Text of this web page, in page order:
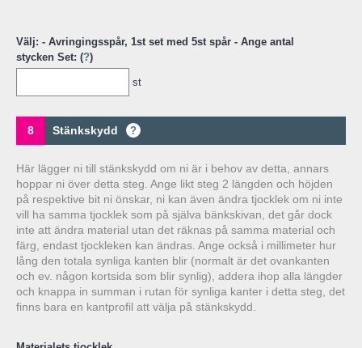
Välj: - Avringingsspår, 1st set med 5st spår - Ange antal
stycken Set: (?)
st
8 Stänkskydd ?
Här lägger ni till stänkskydd om ni är i behov av detta, annars
hoppar ni över detta steg. Ange likt steg 2 längden och höjden
på respektive bit ni önskar, ni kan även ändra tjocklek om ni inte
vill ha samma tjocklek som på själva bänkskivan, det går dock
inte att ändra material utan det räknas på samma material och
färg, endast tjockleken kan ändras. Ange också i millimeter hur
lång den totala synliga kanten blir (normalt är det ovankanten
och ev. någon kortsida som blir synlig), addera ihop alla längder
och knappa in summan i rutan för synliga kanter i detta steg, det
finns bara en kantprofil att välja på stänkskydd.